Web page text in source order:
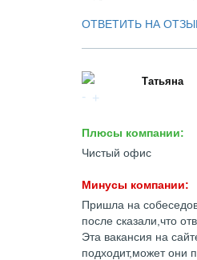
ОТВЕТИТЬ НА
Татьяна
Плюсы компании:
Чистый офис
Минусы компании:
Пришла на
после сказали,что
Эта вакансия на
подходит,может они